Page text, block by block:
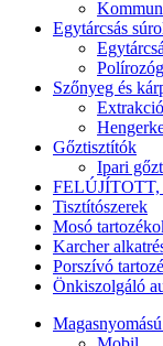
Egytárcsás
Szőnyeg és
Gőztisztítók
Ipari
Tisztítószerek
Mosó
Karcher
Porszívó
Önkiszolgáló